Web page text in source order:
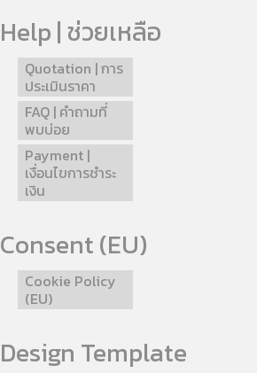
Help | ช่วยเหลือ
Quotation | การ
ประเมินราคา
FAQ | คำถามที่
พบบ่อย
Payment |
เงื่อนไขการชำระ
เงิน
Consent (EU)
Cookie Policy
(EU)
Design Template